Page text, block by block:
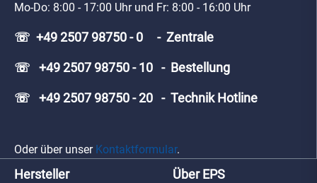
Mo-Do: 8:00 - 17:00 Uhr und Fr: 8:00 - 16:00 Uhr
☏ +49 2507 98750 - 0 - Zentrale
☏ +49 2507 98750 - 10 - Bestellung
☏ +49 2507 98750 - 20 - Technik Hotline
Oder über unser Kontaktformular.
Hersteller Über EPS